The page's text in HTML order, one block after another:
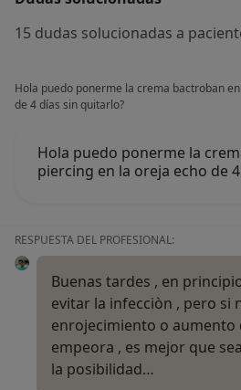
15 dudas solucionadas a
Hola puedo ponerme la crema bactroban
de 4 días sin quitarlo?
Hola puedo ponerme la
piercing en la oreja echo de
RESPUESTA DEL PROFESIONAL:
Buenas tardes , en
evitar la infecciòn , pero si
enrojecimiento o aumento
empeora , es mejor que
la posibilidad…